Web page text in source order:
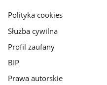
gov.pl
Polityka cookies
Służba cywilna
Profil zaufany
BIP
Prawa autorskie